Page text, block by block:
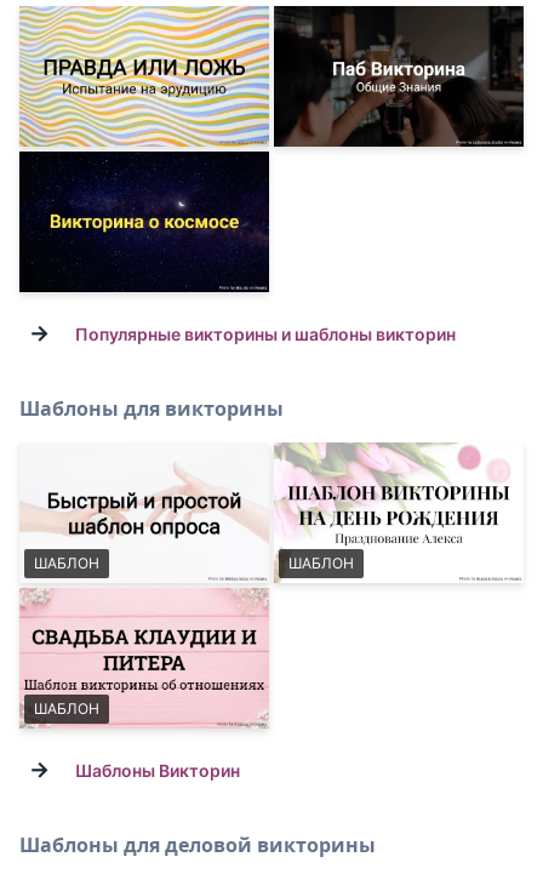
→ Популярные викторины и шаблоны викторин
Шаблоны для викторины
ШАБЛОН ШАБЛОН
ШАБЛОН
→ Шаблоны Викторин
Шаблоны для деловой викторины